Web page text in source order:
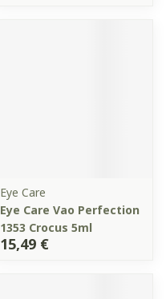
Eye Care
Eye Care Vao Perfection
1353 Crocus 5ml
15,49 €